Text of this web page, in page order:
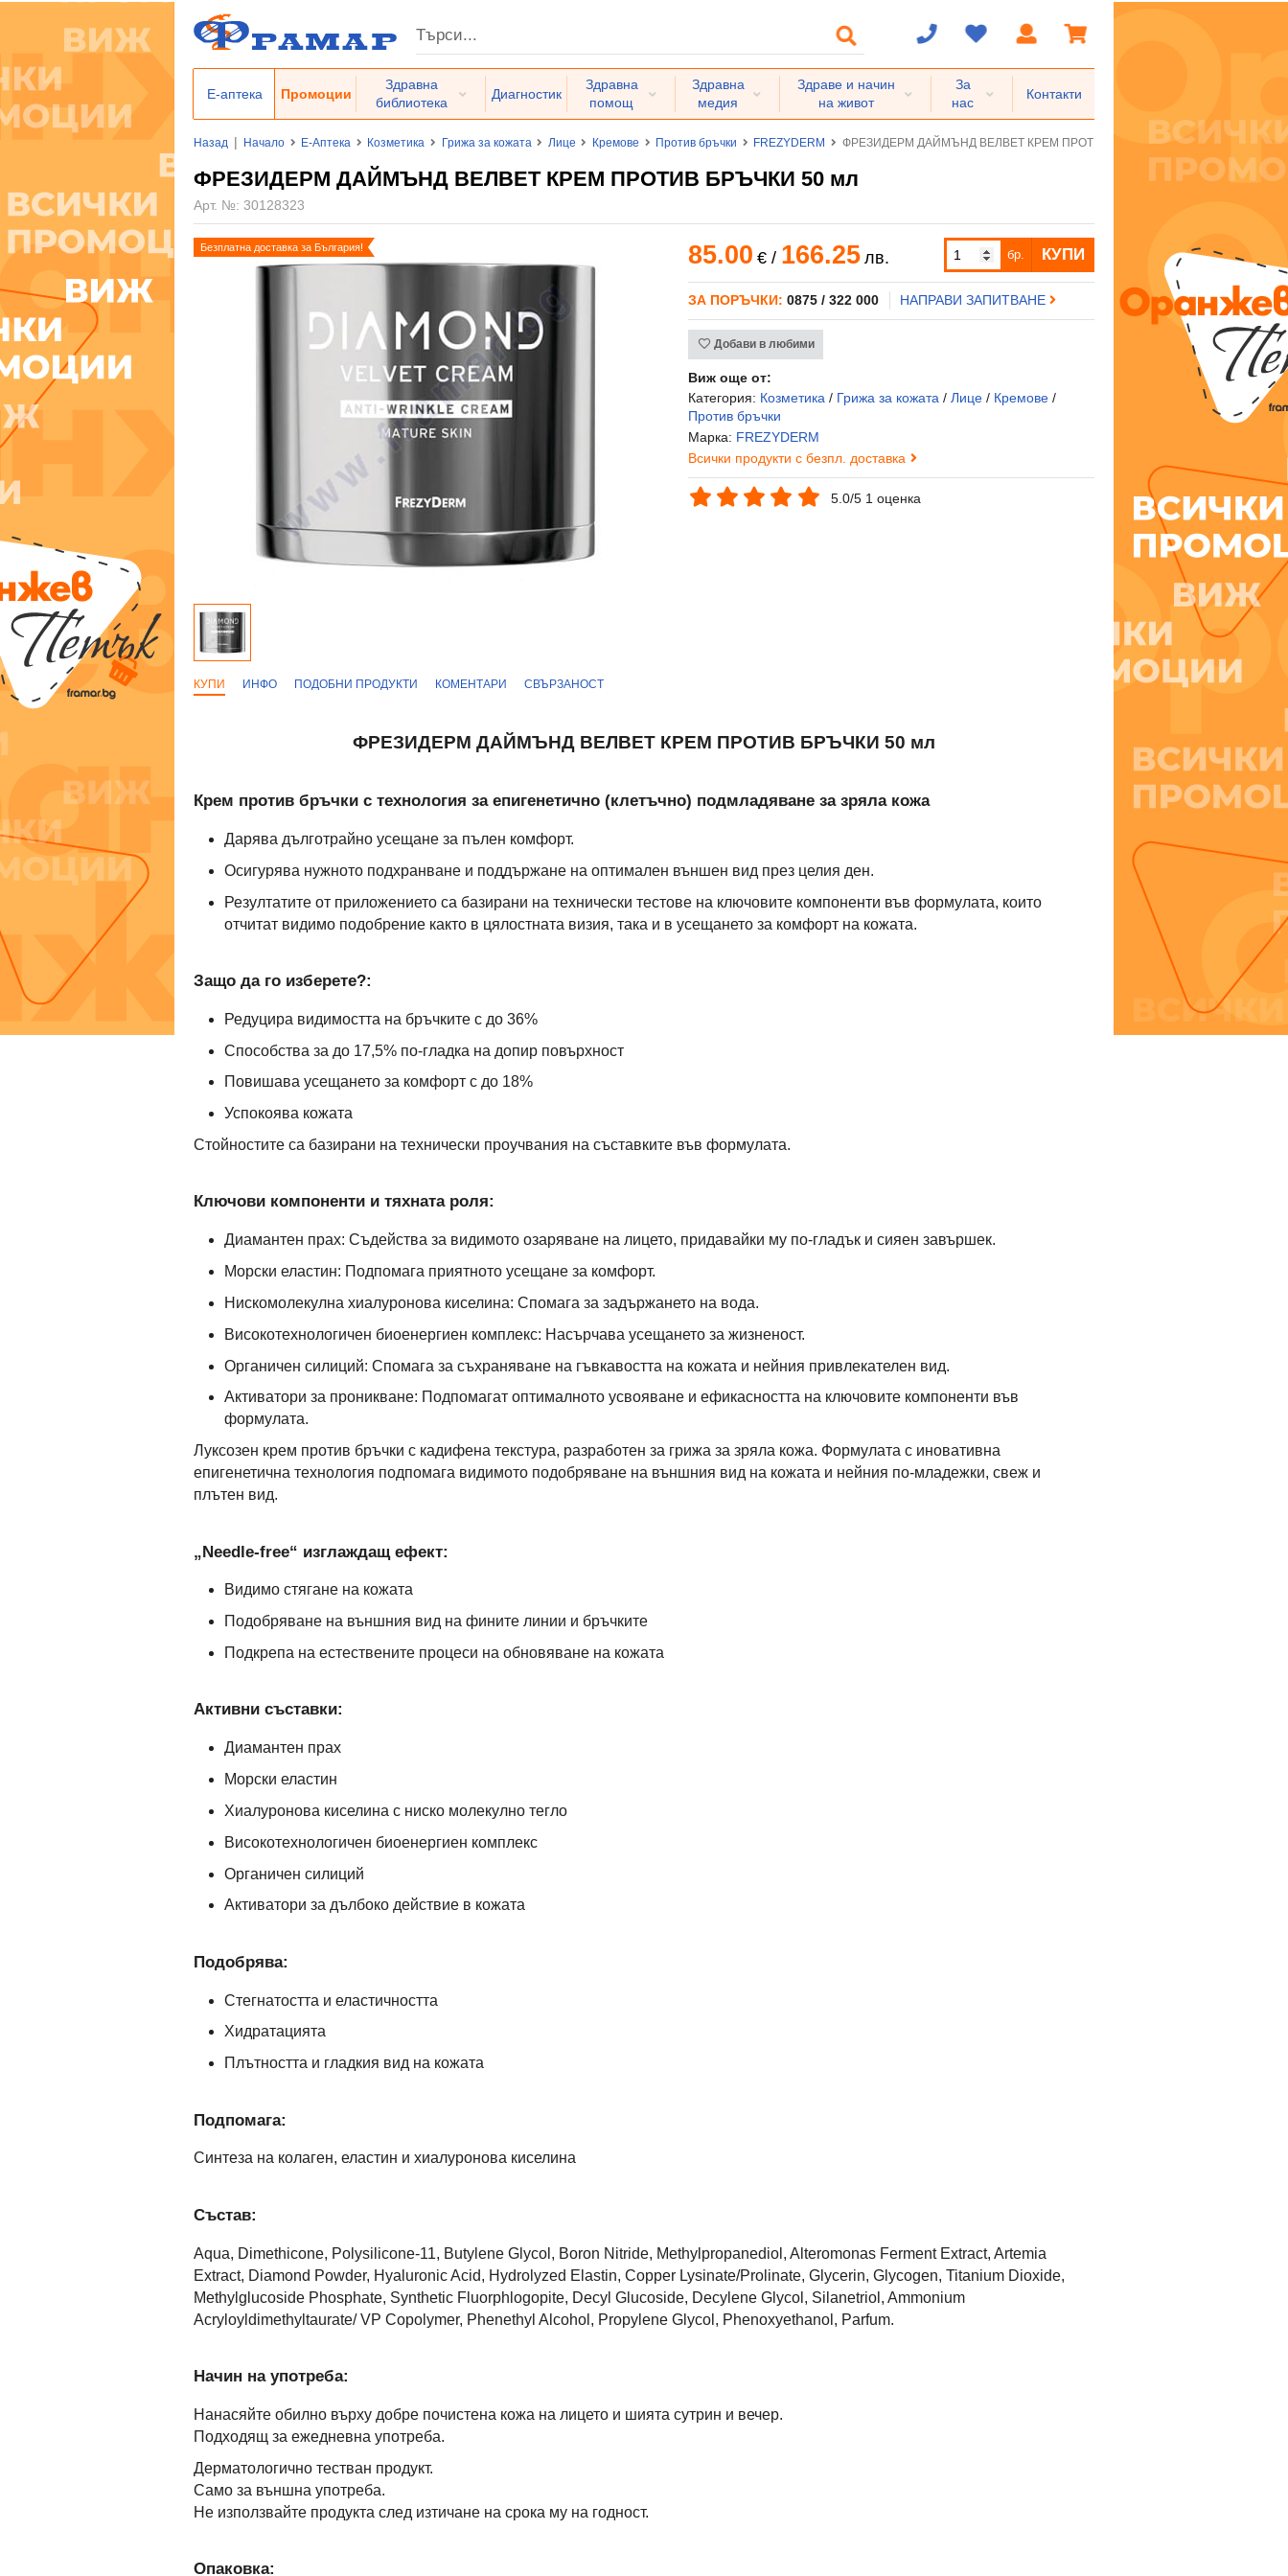
Е-аптека Промоции
Здравна
библиотека
Диагностик
Здравна
помощ
Здравна
медия
Здраве и начин
на живот
За
нас
Контакти
Назад | Начало Е-Аптека Козметика Грижа за кожата Лице Кремове Против бръчки FREZYDERM ФРЕЗИДЕРМ ДАЙМЪНД ВЕЛВЕТ КРЕМ ПРОТИВ БРЪЧКИ 50 мл
ФРЕЗИДЕРМ ДАЙМЪНД ВЕЛВЕТ КРЕМ ПРОТИВ БРЪЧКИ 50 мл
Арт. №: 30128323
Безплатна доставка за България! 85.00 €/ 166.25 лв. бр. КУПИ
ЗА ПОРЪЧКИ: 0875 / 322 000 НАПРАВИ ЗАПИТВАНЕ
Добави в любими
Виж още от:
Категория: Козметика / Грижа за кожата /Лице / Кремове /
Против бръчки
Марка: FREZYDERM
Всички продукти с безпл. доставка
5.0/5 1 оценка
КУПИ ИНФО ПОДОБНИ ПРОДУКТИ КОМЕНТАРИ СВЪРЗАНОСТ
ФРЕЗИДЕРМ ДАЙМЪНД ВЕЛВЕТ КРЕМ ПРОТИВ БРЪЧКИ 50 мл
Крем против бръчки с технология за епигенетично (клетъчно) подмладяване за зряла кожа
Дарява дълготрайно усещане за пълен комфорт.
Осигурява нужното подхранване и поддържане на оптимален външен вид през целия ден.
Резултатите от приложението са базирани на технически тестове на ключовите компоненти във формулата, които
отчитат видимо подобрение както в цялостната визия, така и в усещането за комфорт на кожата.
Защо да го изберете?:
Редуцира видимостта на бръчките с до 36%
Способства за до 17,5% по-гладка на допир повърхност
Повишава усещането за комфорт с до 18%
Успокоява кожата
Стойностите са базирани на технически проучвания на съставките във формулата.
Ключови компоненти и тяхната роля:
Диамантен прах: Съдейства за видимото озаряване на лицето, придавайки му по-гладък и сияен завършек.
Морски еластин: Подпомага приятното усещане за комфорт.
Нискомолекулна хиалуронова киселина: Спомага за задържането на вода.
Високотехнологичен биоенергиен комплекс: Насърчава усещането за жизненост.
Органичен силиций: Спомага за съхраняване на гъвкавостта на кожата и нейния привлекателен вид.
Активатори за проникване: Подпомагат оптималното усвояване и ефикасността на ключовите компоненти във
формулата.
Луксозен крем против бръчки с кадифена текстура, разработен за грижа за зряла кожа. Формулата с иновативна
епигенетична технология подпомага видимото подобряване на външния вид на кожата и нейния по-младежки, свеж и
плътен вид.
„Needle-free“ изглаждащ ефект:
Видимо стягане на кожата
Подобряване на външния вид на фините линии и бръчките
Подкрепа на естествените процеси на обновяване на кожата
Активни съставки:
Диамантен прах
Морски еластин
Хиалуронова киселина с ниско молекулно тегло
Високотехнологичен биоенергиен комплекс
Органичен силиций
Активатори за дълбоко действие в кожата
Подобрява:
Стегнатостта и еластичността
Хидратацията
Плътността и гладкия вид на кожата
Подпомага:
Синтеза на колаген, еластин и хиалуронова киселина
Състав:
Aqua, Dimethicone, Polysilicone-11, Butylene Glycol, Boron Nitride, Methylpropanediol, Alteromonas Ferment Extract, Artemia
Extract, Diamond Powder, Hyaluronic Acid, Hydrolyzed Elastin, Copper Lysinate/Prolinate, Glycerin, Glycogen, Titanium Dioxide,
Methylglucoside Phosphate, Synthetic Fluorphlogopite, Decyl Glucoside, Decylene Glycol, Silanetriol, Ammonium
Acryloyldimethyltaurate/ VP Copolymer, Phenethyl Alcohol, Propylene Glycol, Phenoxyethanol, Parfum.
Начин на употреба:
Нанасяйте обилно върху добре почистена кожа на лицето и шията сутрин и вечер.
Подходящ за ежедневна употреба.
Дерматологично тестван продукт.
Само за външна употреба.
Не използвайте продукта след изтичане на срока му на годност.
Опаковка: